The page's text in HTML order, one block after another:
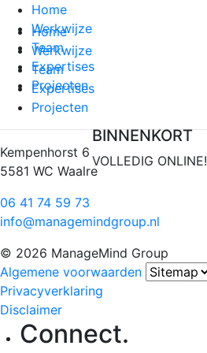
Home
Werkwijze
Team
Expertises
Projecten
Kempenhorst 6
5581 WC Waalre
06 41 74 59 73
info@managemindgroup.nl
© 2026 ManageMind Group
Algemene voorwaarden
Privacyverklaring
Disclaimer
Home
Werkwijze
Team
Expertises
Projecten
BINNENKORT
VOLLEDIG ONLINE!
Connect.